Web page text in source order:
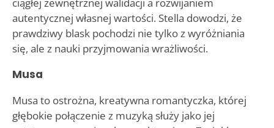
autentycznej własnej wartości. Stella dowodzi, że
prawdziwy blask pochodzi nie tylko z wyróżniania
się, ale z nauki przyjmowania wrażliwości.
Musa
Musa to ostrożna, kreatywna romantyczka, której
głębokie połączenie z muzyką służy jako jej